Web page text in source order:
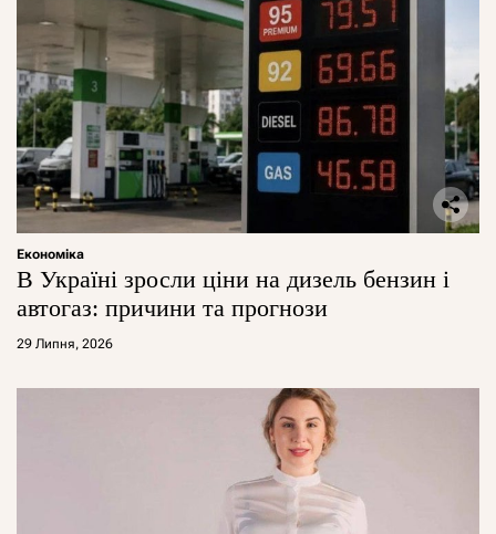
Економіка
В Україні зросли ціни на дизель бензин і
автогаз: причини та прогнози
29 Липня, 2026